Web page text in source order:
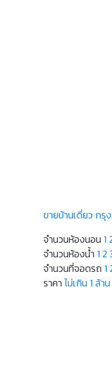
ขายบ้านเดี่ยว กรุ
จำนวนห้องนอน 1
จำนวนห้องน้ำ 1 2
จำนวนที่จอดรถ 1
ราคา ไม่เกิน 1 ล้าน